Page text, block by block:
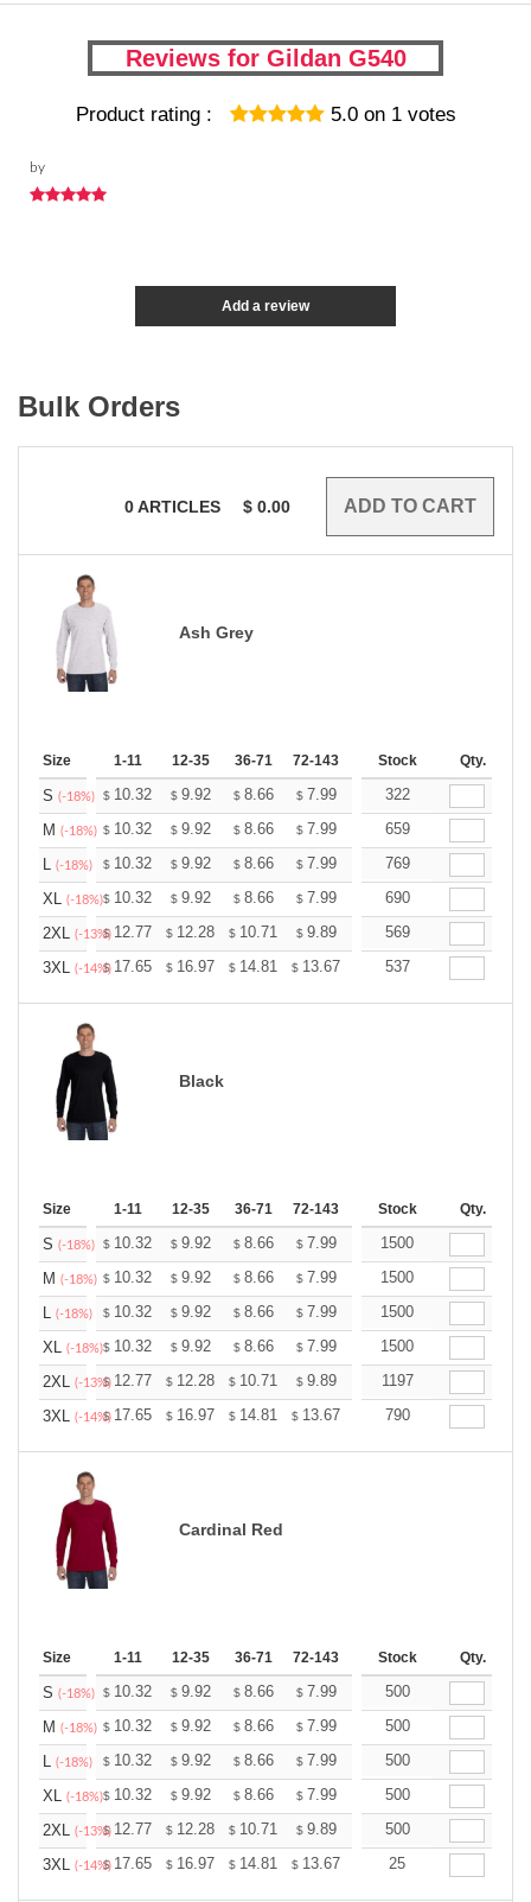
Reviews for Gildan G540
Product rating : 5.0 on 1votes
by
Add a review
Bulk Orders
0ARTICLES $ 0.00
Ash Grey
Size 1-11 12-35 36-71 72-143 144-287 288 + More
Stock Qty.
S (-18%) $ 10.32 $ 9.92 $ 8.66 $ 7.99 7.59
322
M (-18%) $ 10.32 $ 9.92 $ 8.66 $ 7.99 7.59
659
L (-18%) $ 10.32 $ 9.92 $ 8.66 $ 7.99 7.59
769
XL (-18%)$ 10.32 $ 9.92 $ 8.66 $ 7.99 7.59
690
2XL (-13%)
$ 12.77 $ 12.28 $ 10.71 $ 9.89 9.39
569
3XL (-14%)
$ 17.65 $ 16.97 $ 14.81 $ 13.67 12.98
537
Black
Size 1-11 12-35 36-71 72-143 144-287 288 + More
Stock Qty.
S (-18%) $ 10.32 $ 9.92 $ 8.66 $ 7.99 7.59
1500
M (-18%) $ 10.32 $ 9.92 $ 8.66 $ 7.99 7.59
1500
L (-18%) $ 10.32 $ 9.92 $ 8.66 $ 7.99 7.59
1500
XL (-18%)$ 10.32 $ 9.92 $ 8.66 $ 7.99 7.59
1500
2XL (-13%)
$ 12.77 $ 12.28 $ 10.71 $ 9.89 9.39
1197
3XL (-14%)
$ 17.65 $ 16.97 $ 14.81 $ 13.67 12.98
790
Cardinal Red
Size 1-11 12-35 36-71 72-143 144-287 288 + More
Stock Qty.
S (-18%) $ 10.32 $ 9.92 $ 8.66 $ 7.99 7.59
500
M (-18%) $ 10.32 $ 9.92 $ 8.66 $ 7.99 7.59
500
L (-18%) $ 10.32 $ 9.92 $ 8.66 $ 7.99 7.59
500
XL (-18%)$ 10.32 $ 9.92 $ 8.66 $ 7.99 7.59
500
2XL (-13%)
$ 12.77 $ 12.28 $ 10.71 $ 9.89 9.39
500
3XL (-14%)
$ 17.65 $ 16.97 $ 14.81 $ 13.67 12.98
25